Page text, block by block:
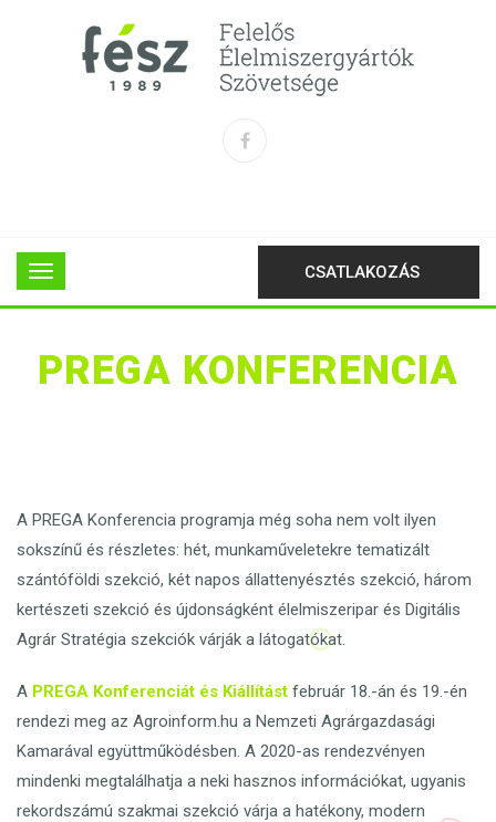
CSATLAKOZÁS
PREGA KONFERENCIA
A PREGA Konferencia programja még soha nem volt ilyen
sokszínű és részletes: hét, munkaműveletekre tematizált
szántóföldi szekció, két napos állattenyésztés szekció, három
kertészeti szekció és újdonságként élelmiszeripar és Digitális
Agrár Stratégia szekciók várják a látogatókat.
A PREGA Konferenciát és Kiállítást február 18.-án és 19.-én
rendezi meg az Agroinform.hu a Nemzeti Agrárgazdasági
Kamarával együttműködésben. A 2020-as rendezvényen
mindenki megtalálhatja a neki hasznos információkat, ugyanis
rekordszámú szakmai szekció várja a hatékony, modern